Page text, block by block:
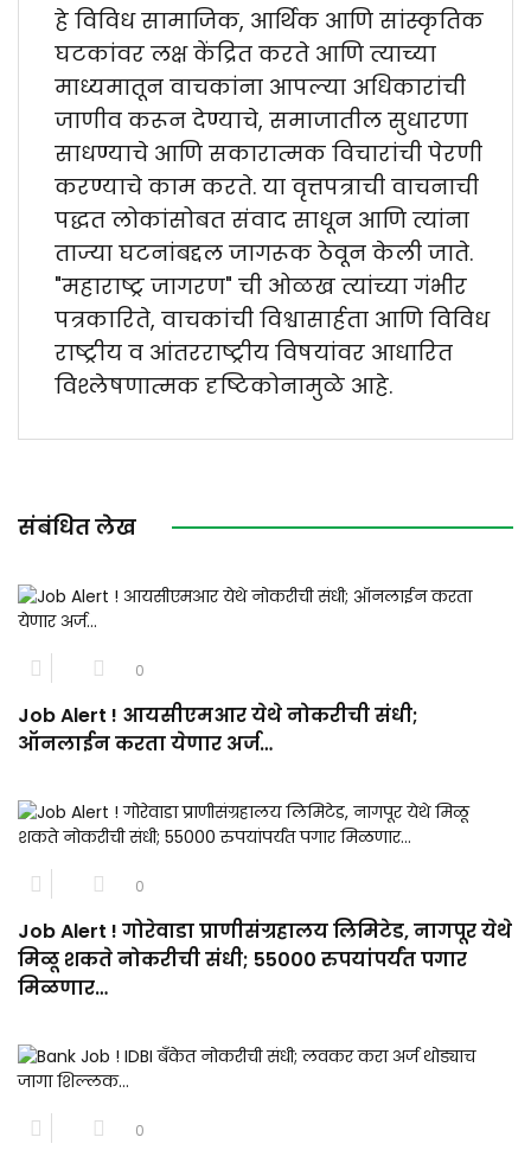
हे विविध सामाजिक, आर्थिक आणि सांस्कृतिक
घटकांवर लक्ष केंद्रित करते आणि त्याच्या
माध्यमातून वाचकांना आपल्या अधिकारांची
जाणीव करून देण्याचे, समाजातील सुधारणा
साधण्याचे आणि सकारात्मक विचारांची पेरणी
करण्याचे काम करते. या वृत्तपत्राची वाचनाची
पद्धत लोकांसोबत संवाद साधून आणि त्यांना
ताज्या घटनांबद्दल जागरूक ठेवून केली जाते.
"महाराष्ट्र जागरण" ची ओळख त्यांच्या गंभीर
पत्रकारिते, वाचकांची विश्वासार्हता आणि विविध
राष्ट्रीय व आंतरराष्ट्रीय विषयांवर आधारित
विश्लेषणात्मक दृष्टिकोनामुळे आहे.
संबंधित लेख
0
Job Alert ! आयसीएमआर येथे नोकरीची संधी;
ऑनलाईन करता येणार अर्ज…
0
Job Alert ! गोरेवाडा प्राणीसंग्रहालय लिमिटेड, नागपूर येथे
मिळू शकते नोकरीची संधी; 55000 रुपयांपर्यंत पगार
मिळणार…
0